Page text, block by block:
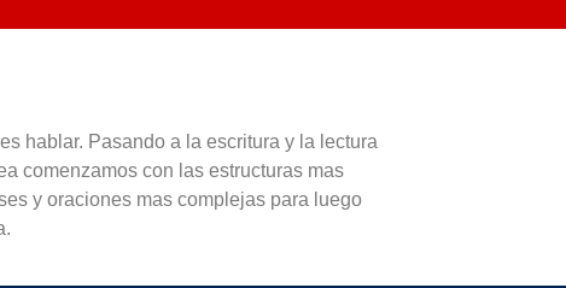
hablar. Pasando a la escritura y la lectura
comenzamos con las estructuras mas
y oraciones mas complejas para luego